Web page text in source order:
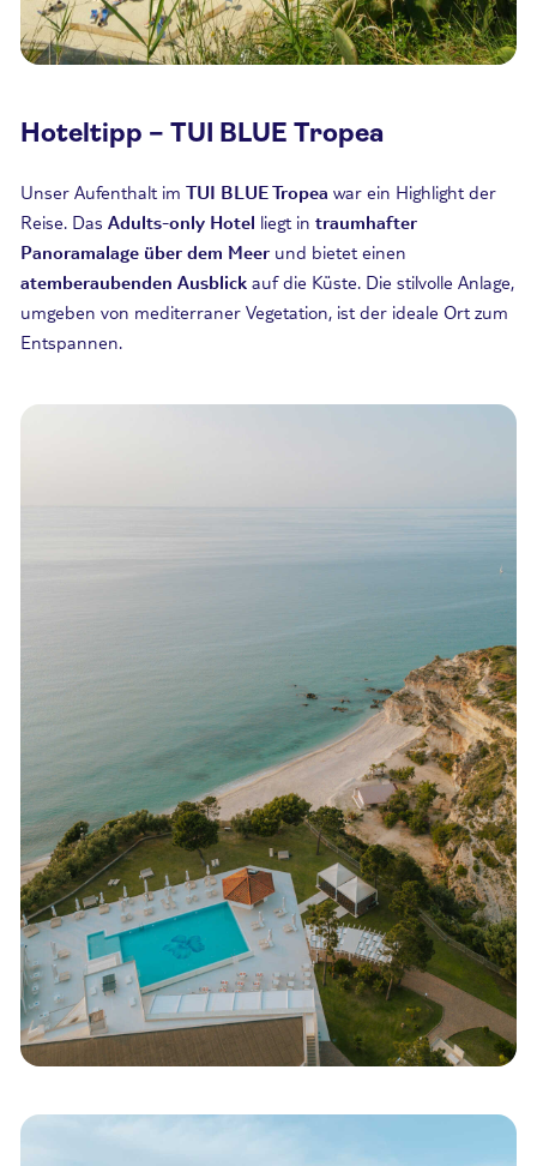
Hoteltipp – TUI BLUE Tropea
Unser Aufenthalt im TUI BLUE Tropea war ein Highlight der
Reise. Das Adults-only Hotel liegt in traumhafter
Panoramalage über dem Meer und bietet einen
atemberaubenden Ausblick auf die Küste. Die stilvolle Anlage,
umgeben von mediterraner Vegetation, ist der ideale Ort zum
Entspannen.